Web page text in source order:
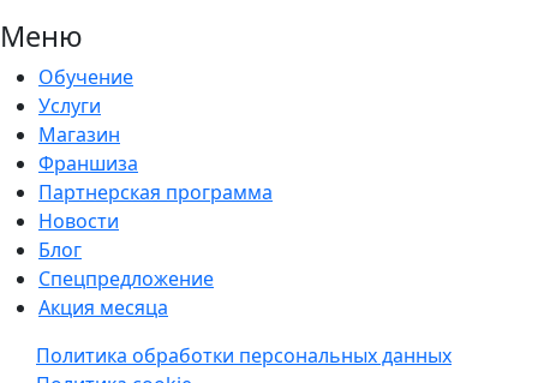
Меню
Обучение
Услуги
Магазин
Франшиза
Партнерская программа
Новости
Блог
Спецпредложение
Акция месяца
Политика обработки персональных данных